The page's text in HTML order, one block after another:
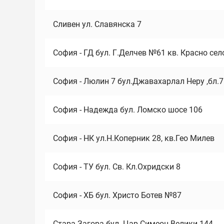
Сливен ул. Славянска 7
София - ГД бул. Г.Делчев №61 кв. Красно
София - Люлин 7 бул.Джавахарлал Неру
София - Надежда бул. Ломско шосе 106
София - НК ул.Н.Коперник 28, кв.Гео Милев
София - ТУ бул. Св. Кл.Охридски 8
София - ХБ бул. Христо Ботев №87